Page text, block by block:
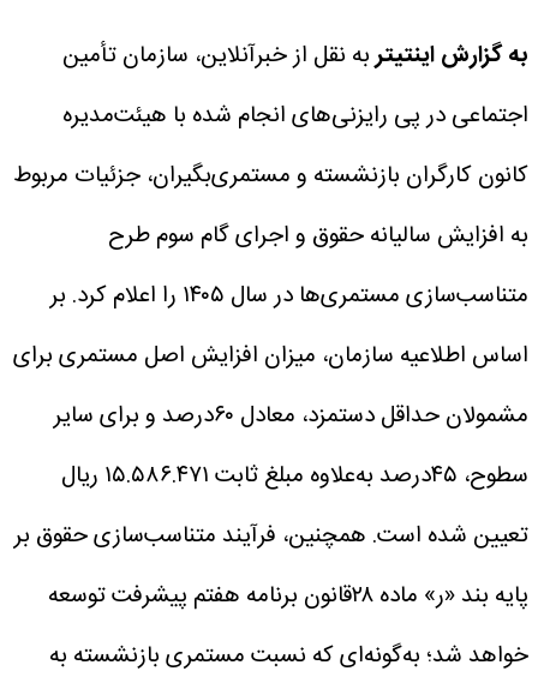
به گزارش اینتیتربه نقل از خبرآنلاین، سازمان تأمین
اجتماعی در پی رایزنی‌های انجام شده با هیئت‌مدیره
کانون کارگران بازنشسته و مستمری‌بگیران، جزئیات مربوط
به افزایش سالیانه حقوق و اجرای گام سوم طرح
متناسب‌سازی مستمری‌ها در سال ۱۴۰۵ را اعلام کرد.
بر
اساس اطلاعیه سازمان، میزان افزایش اصل مستمری برای
مشمولان حداقل دستمزد، معادل ۶۰درصد و برای سایر
سطوح، ۴۵درصد به‌علاوه مبلغ ثابت ۱۵.۵۸۶.۴۷۱ ریال
تعیین شده است. همچنین، فرآیند متناسب‌سازی حقوق بر
پایه بند «ر» ماده ۲۸قانون برنامه هفتم پیشرفت توسعه
خواهد شد؛ به‌گونه‌ای که نسبت مستمری بازنشسته به